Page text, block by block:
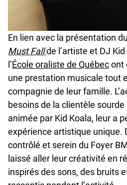
En lien avec la présentation
Must Fallde l’artiste et DJ
l’École oraliste de Québecu
n
d
e
f
i
n
e
d
ont
une prestation musicale tout
compagnie de leur famille.
besoins de la clientèle
animée par Kid Koala, leur a
expérience artistique unique.
contrôlé et serein du Foyer
laissé aller leur créativité en
inspirés des sons, des bruits